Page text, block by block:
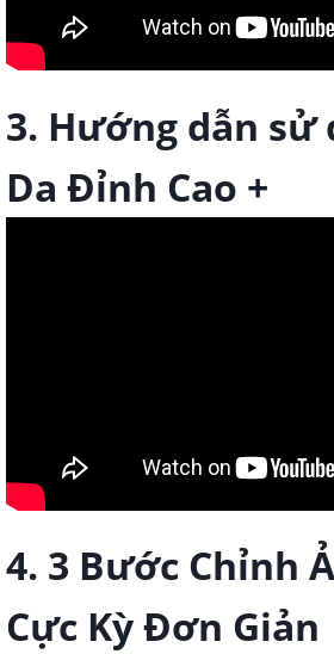
3. Hướng dẫn sử
Da Đỉnh Cao +
4. 3 Bước Chỉnh
Cực Kỳ Đơn Giản